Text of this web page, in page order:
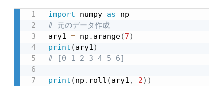
import numpy as
# 元のデータ作成
ary1 = np . arange(7)
print (ary1)
# [0 1 2 3 4 5 6]
print (np . roll (ary1 , 2) )